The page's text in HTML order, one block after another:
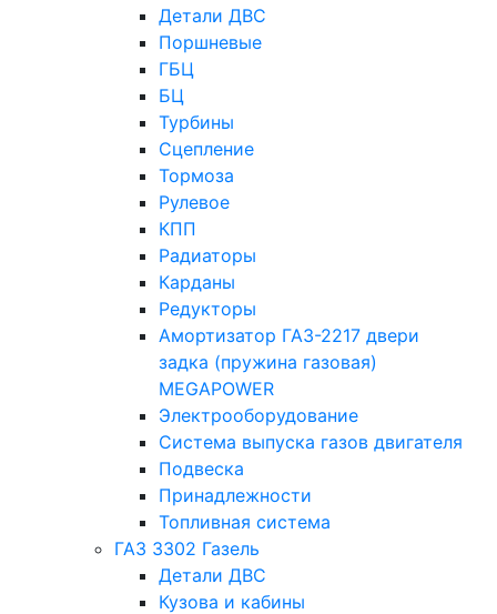
Детали ДВС
Поршневые
ГБЦ
БЦ
Турбины
Сцепление
Тормоза
Рулевое
КПП
Радиаторы
Карданы
Редукторы
Амортизатор ГАЗ-2217 двери
задка (пружина газовая)
MEGAPOWER
Электрооборудование
Система выпуска газов двигателя
Подвеска
Принадлежности
Топливная система
ГАЗ 3302 Газель
Детали ДВС
Кузова и кабины